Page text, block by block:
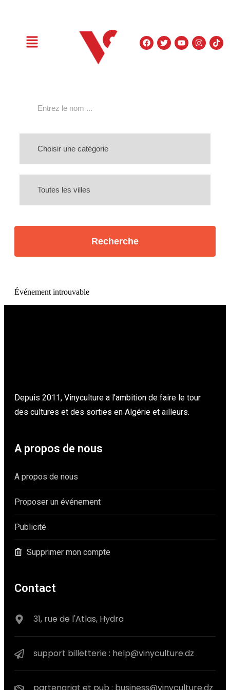
Événement introuvable
Depuis 2011, Vinyculture a l’ambition de faire le tour
des cultures et des sorties en Algérie et ailleurs.
A propos de nous
A propos de nous
Proposer un événement
Publicité
Supprimer mon compte
Contact
31, rue de l'Atlas, Hydra
support billetterie : help@vinyculture.dz